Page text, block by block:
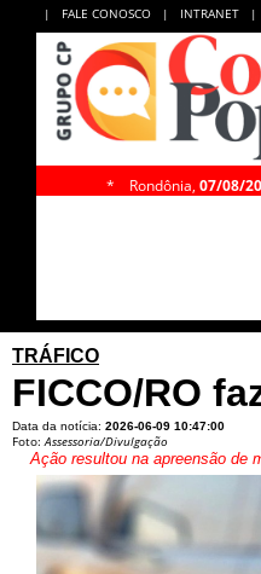
| FALE CONOSCO | INTRANET |
* Rondônia, 07/08/
TRÁFICO
FICCO/RO
Data da notícia: 2026-06-09 10:47:00
Foto:Assessoria/Divulgação
Ação resultou na apreensão de